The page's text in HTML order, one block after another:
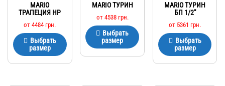
MARIO
ТРАПЕЦИЯ HP
от4484 грн.
Выбрать
размер
MARIO ТУРИН
от 4538 грн.
Выбрать
размер
MARIO ТУРИН
БП 1/2″
от 5361 грн.
Выбрать
размер